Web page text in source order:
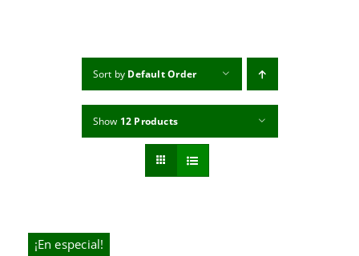
Sort by Default Order
Show 12 Products
¡En especial!